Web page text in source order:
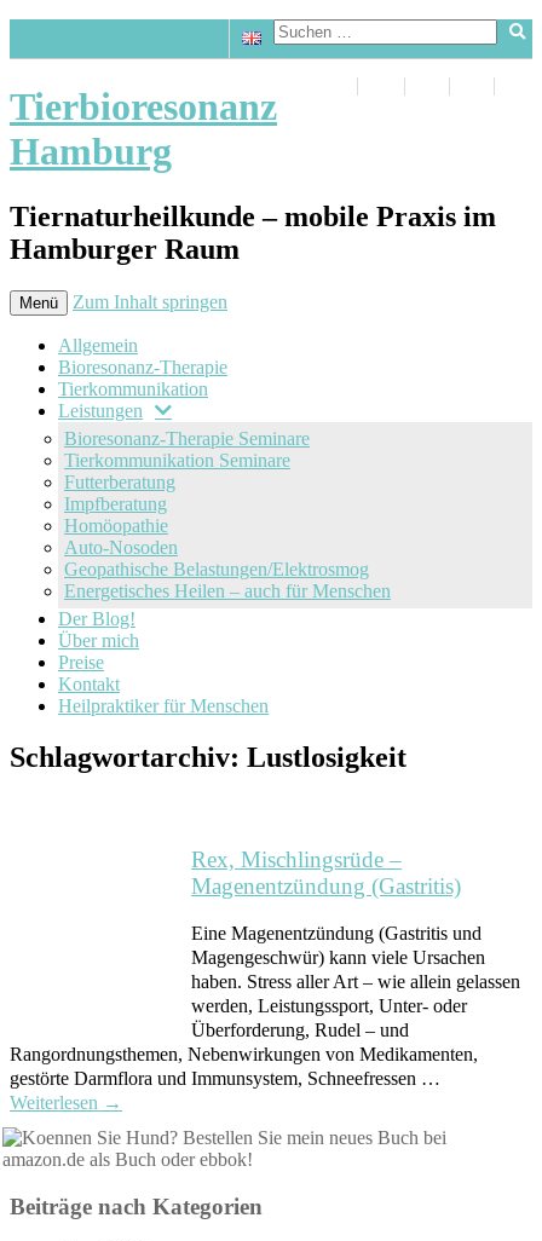
Tierbioresonanz
Hamburg
Tiernaturheilkunde – mobile Praxis im
Hamburger Raum
Menü Zum Inhalt springen
Allgemein
Bioresonanz-Therapie
Tierkommunikation
Leistungen
Bioresonanz-Therapie Seminare
Tierkommunikation Seminare
Futterberatung
Impfberatung
Homöopathie
Auto-Nosoden
Geopathische Belastungen/Elektrosmog
Energetisches Heilen – auch für Menschen
Der Blog!
Über mich
Preise
Kontakt
Heilpraktiker für Menschen
Schlagwortarchiv: Lustlosigkeit
Rex, Mischlingsrüde –
Magenentzündung (Gastritis)
Eine Magenentzündung (Gastritis und
Magengeschwür) kann viele Ursachen
haben. Stress aller Art – wie allein gelassen
werden, Leistungssport, Unter- oder
Überforderung, Rudel – und
Rangordnungsthemen, Nebenwirkungen von Medikamenten,
gestörte Darmflora und Immunsystem, Schneefressen …
Weiterlesen →
Beiträge nach Kategorien